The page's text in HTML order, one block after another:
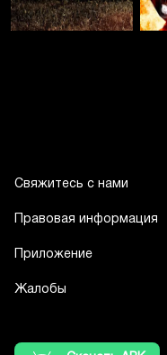
Свяжитесь с нами
Правовая информация
Приложение
Жалобы